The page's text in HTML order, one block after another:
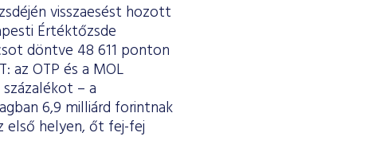
visszaesést hozott
Értéktőzsde
döntve 48 611 ponton
az OTP és a MOL
– a
6,9 milliárd forintnak
első helyen, őt fej-fej